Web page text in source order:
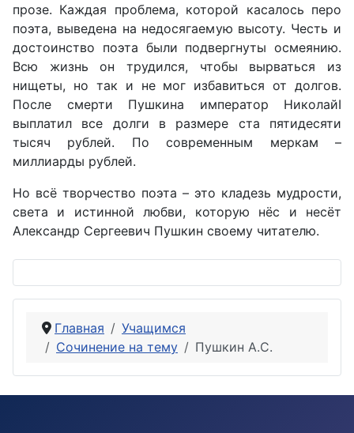
прозе. Каждая проблема, которой касалось перо
поэта, выведена на недосягаемую высоту. Честь и
достоинство поэта были подвергнуты осмеянию.
Всю жизнь он трудился, чтобы вырваться из
нищеты, но так и не мог избавиться от долгов.
После смерти Пушкина император НиколайΙ
выплатил все долги в размере ста пятидесяти
тысяч рублей. По современным меркам –
миллиарды рублей.
Но всё творчество поэта – это кладезь мудрости,
света и истинной любви, которую нёс и несёт
Александр Сергеевич Пушкин своему читателю.
Главная
Учащимся
Сочинение на тему
Пушкин А.С.